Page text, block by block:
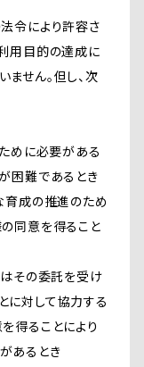
令により許容さ
用目的の達成に
せん。但し、次
めに必要がある
困難であるとき
育成の推進のため
同意を得ること
はその委託を受け
に対して協力する
得ることにより
あるとき